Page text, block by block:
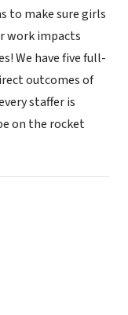
to make sure girls
work impacts
We have five full-
outcomes of
staffer is
on the rocket